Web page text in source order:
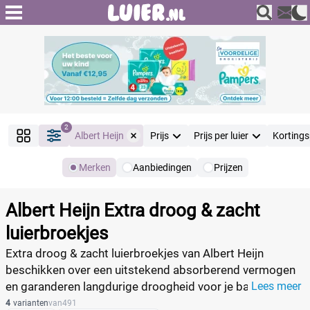
2
Albert Heijn Prijs Prijs per luier
Merken Aanbiedingen Prijzen
Filter Reset alle filters
Merk Reset
Albert Heijn Extra droog & zacht
luierbroekjes
Extra droog & zacht luierbroekjes van Albert Heijn
beschikken over een uitstekend absorberend vermogen
en garanderen langdurige droogheid voor je baby. Net als
bij Extra droog & zacht luiers is de kern voorzien van de
Lees meer
Producten
4 variantenvan491